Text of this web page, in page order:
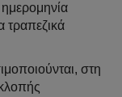
τραπεζικά
στη